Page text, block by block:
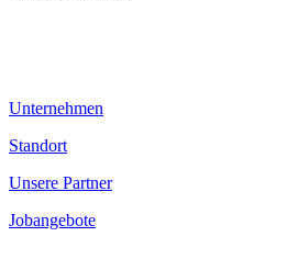
Unternehmen
Standort
Unsere Partner
Jobangebote